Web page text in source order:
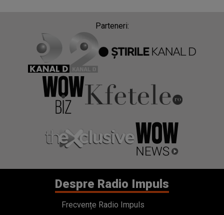
Parteneri:
Despre Radio Impuls
Frecvențe Radio Impuls